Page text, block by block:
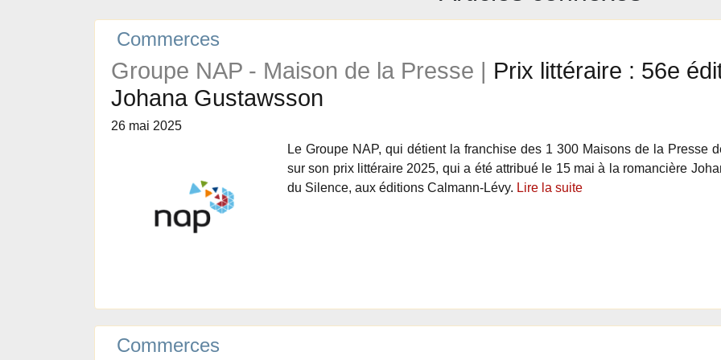
Commerces
Groupe NAP - Maison de la Presse | Prix littéraire : 56e
Johana Gustawsson
26 mai 2025
Le Groupe NAP, qui détient la franchise des 1 300 Maisons de la Presse
sur son prix littéraire 2025, qui a été attribué le 15 mai à la romancière
du Silence, aux éditions Calmann-Lévy. Lire la suite
Commerces